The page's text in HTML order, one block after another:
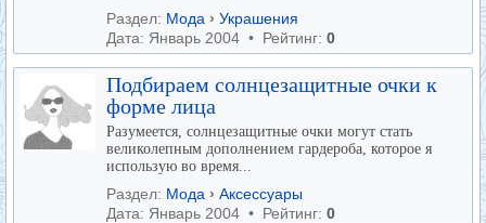
Раздел: Мода › Украшения
Дата: Январь 2004 • Рейтинг: 0
Подбираем солнцезащитные очки к
форме лица
Разумеется, солнцезащитные очки могут стать
великолепным дополнением гардероба, которое я
использую во время...
Раздел: Мода › Аксессуары
Дата: Январь 2004 • Рейтинг: 0